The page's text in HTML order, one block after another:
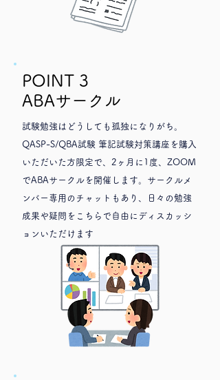
POINT 3
ABAサークル
試験勉強はどうしても孤独になりがち。
QASP-S/QBA試験 筆記試験対策講座を購入
いただいた方限定で、2ヶ月に1度、ZOOM
でABAサークルを開催します。サークルメ
ンバー専用のチャットもあり、日々の勉強
成果や疑問をこちらで自由にディスカッシ
ョンいただけます